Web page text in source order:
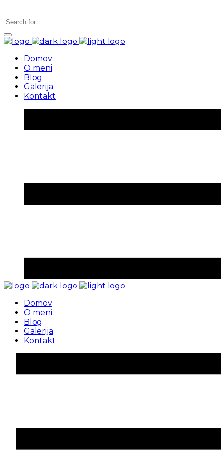
Domov
O meni
Blog
Galerija
Kontakt
Domov
O meni
Blog
Galerija
Kontakt